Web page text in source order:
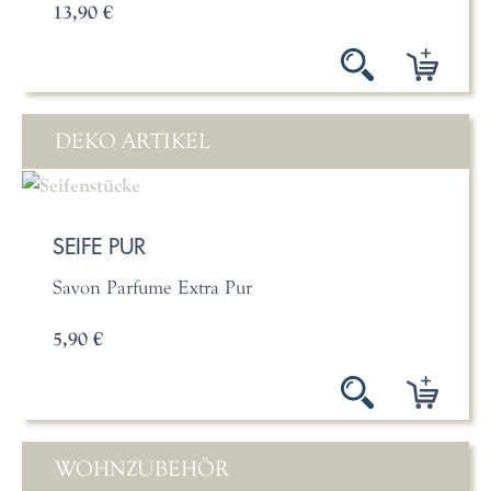
13,90 €
DEKO ARTIKEL
SEIFE PUR
Savon Parfume Extra Pur
5,90 €
WOHNZUBEHÖR